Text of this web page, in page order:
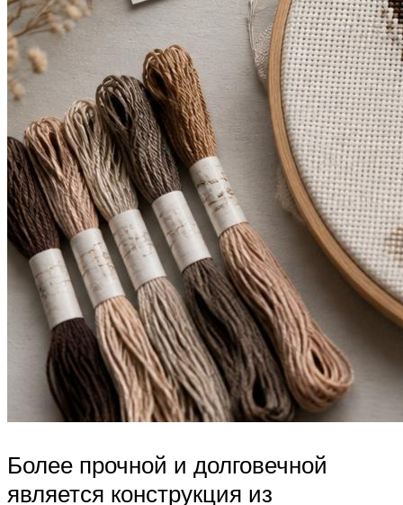
Более прочной и долговечной
является конструкция из